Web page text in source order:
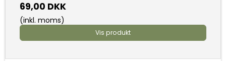
69,00 DKK
(inkl. moms)
Vis produkt